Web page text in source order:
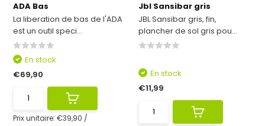
ADA Bas
La liberation de bas de l'ADA
est un outil speci...
En stock
€69,90
Prix unitaire:€39,90 /
Jbl Sansibar gris
JBL Sansibar gris, fin,
plancher de sol gris pou...
En stock
€11,99